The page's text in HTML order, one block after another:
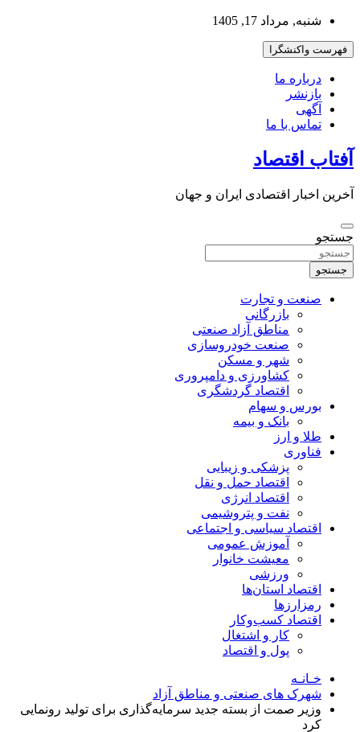
بروید
شنبه, مرداد 17, 1405
فهرست واکنشگرا
درباره ما
بازنشر
آگهی
تماس با ما
آفتاب اقتصاد
آخرین اخبار اقتصادی ایران و جهان
جستجو
جستجو
صنعت و تجارت
بازرگانی
مناطق آزاد صنعتی
صنعت خودروسازی
شهر و مسکن
کشاورزی و دامپروری
اقتصاد گردشگری
بورس و سهام
بانک و بیمه
طلا و ارز
فناوری
پزشکی و زیبایی
اقتصاد حمل و نقل
اقتصاد انرژی
نفت و پتروشیمی
اقتصاد سیاسی و اجتماعی
آموزش عمومی
معیشت خانوار
ورزشی
اقتصاد استان‌ها
رمزارزها
اقتصاد کسب‌و‌کار
کار و اشتغال
پول و اقتصاد
خـانـه
شهرک های صنعتی و مناطق آزاد
وزیر صمت از بسته جدید سرمایه‌گذاری برای تولید رونمایی
کرد